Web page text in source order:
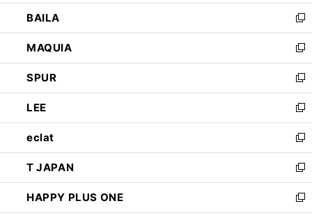
開
く
ウ
ィ
ン
ド
ウ
で
開
く
し
い
ウ
ィ
ン
ド
ウ
で
開
く
BAILA
新
し
い
ウ
ィ
ン
ド
ウ
で
開
く
MAQUIA
新
し
い
ウ
ィ
ン
ド
ウ
で
開
く
SPUR
新
し
い
ウ
ィ
ン
ド
ウ
で
開
LEE
新
し
い
ウ
ィ
ン
ド
eclat
新
し
い
ウ
ィ
T JAPAN
新
し
い
HAPPY PLUS ONE
新